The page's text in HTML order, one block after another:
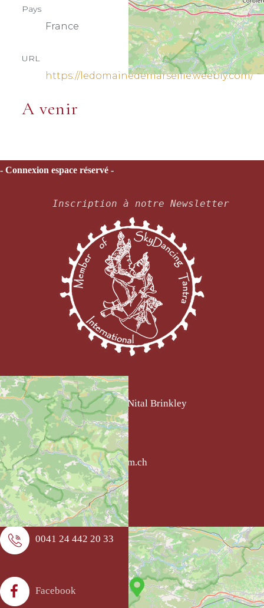
+−
© OpenStreetMap
Pays
France
URL
https://ledomainedemarseille.weebly.com/
A venir
- Connexion espace réservé -
Inscription à notre Newsletter
Institut SkyDancing - Nital Brinkley
CH - 1066 Epalinges
Suisse
skydancing@worldcom.ch
0041 24 442 20 33
Facebook